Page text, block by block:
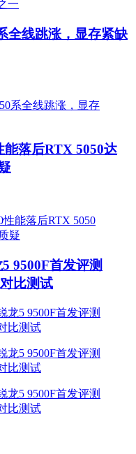
全线跳涨，显存紧缺
落后RTX 5050达
9500F首发评测
比测试